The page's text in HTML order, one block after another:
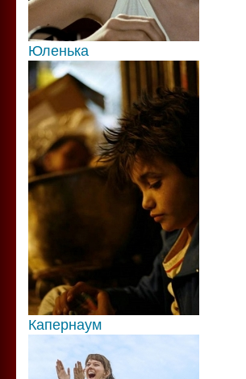
Юленька
Капернаум